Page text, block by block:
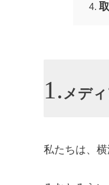
メデ
私たちは、